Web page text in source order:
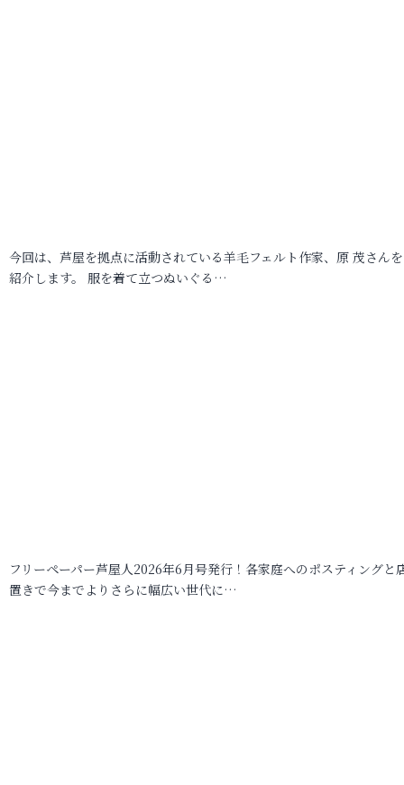
今回は、芦屋を拠点に活動されている羊毛フェルト作家、原 茂さん
紹介します。 服を着て立つぬいぐる…
フリーペーパー芦屋人2026年6月号発行！各家庭へのポスティングと
置きで今までよりさらに幅広い世代に…